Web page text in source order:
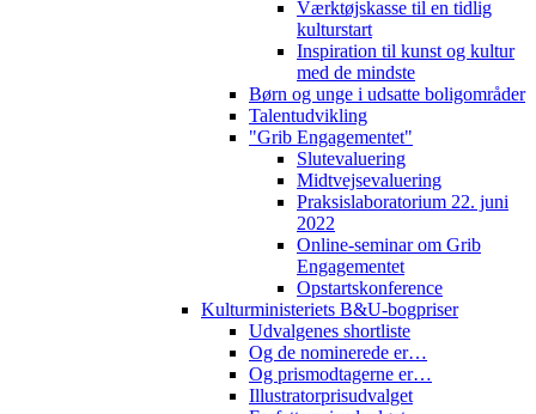
Værktøjskasse til en tidlig
kulturstart
Inspiration til kunst og kultur
med de mindste
Børn og unge i udsatte boligområder
Talentudvikling
"Grib Engagementet"
Slutevaluering
Midtvejsevaluering
Praksislaboratorium 22. juni
2022
Online-seminar om Grib
Engagementet
Opstartskonference
Kulturministeriets B&U-bogpriser
Udvalgenes shortliste
Og de nominerede er…
Og prismodtagerne er…
Illustratorprisudvalget